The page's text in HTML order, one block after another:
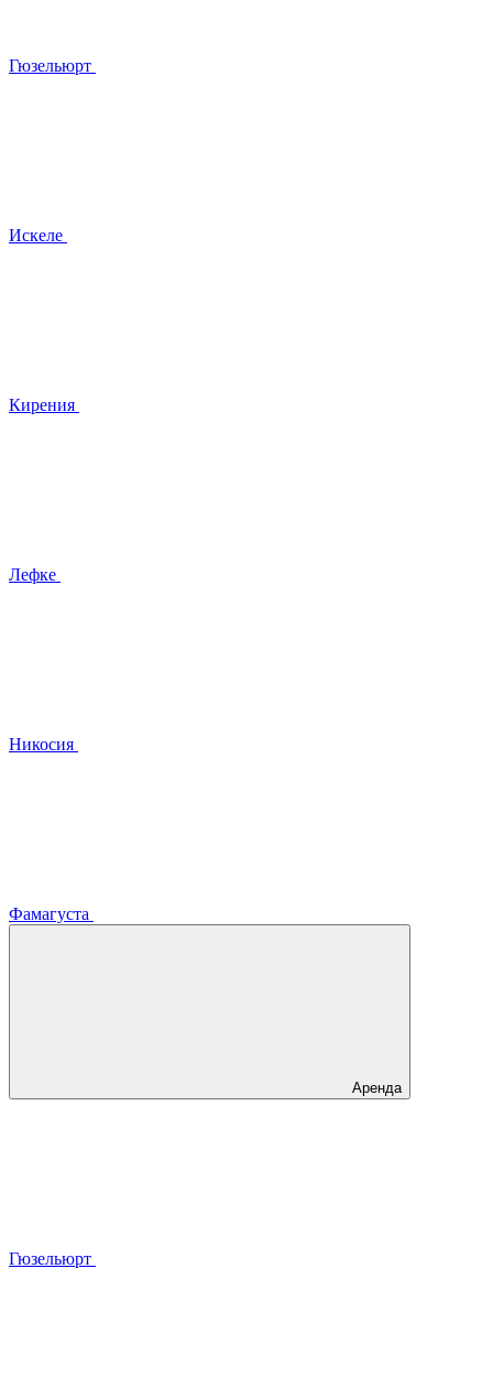
Гюзельюрт
Искеле
Кирения
Лефке
Никосия
Фамагуста
Аренда
Гюзельюрт